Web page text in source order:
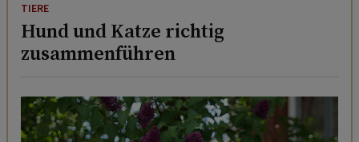
TIERE
Hund und Katze richtig
zusammenführen